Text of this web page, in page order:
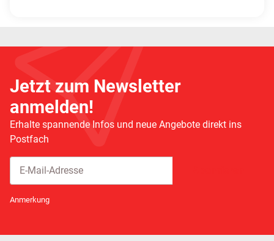
Jetzt zum Newsletter
anmelden!
Erhalte spannende Infos und neue Angebote direkt ins
Postfach
Anmerkung